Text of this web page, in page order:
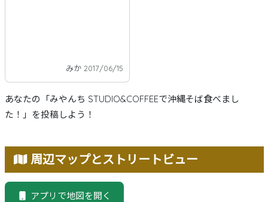
みか 2017/06/15
あなたの「みやんち STUDIO&COFFEEで沖縄そば食べまし
た！」を投稿しよう！
周辺マップとストリートビュー
アプリで地図を開く